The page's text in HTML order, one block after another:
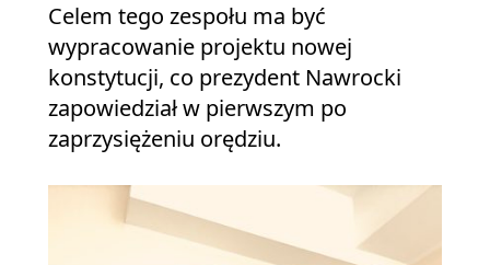
Celem tego zespołu ma być
wypracowanie projektu nowej
konstytucji, co prezydent Nawrocki
zapowiedział w pierwszym po
zaprzysiężeniu orędziu.